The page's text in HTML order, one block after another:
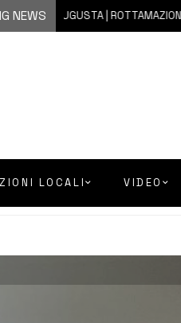
NEWS
AUGUSTA | ROTTAMAZIONE
LOCALI VIDEO